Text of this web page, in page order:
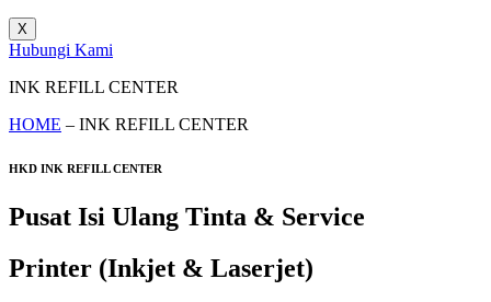
X
Hubungi Kami
INK REFILL CENTER
HOME – INK REFILL CENTER
HKD INK REFILL CENTER
Pusat Isi Ulang Tinta & Service
Printer (Inkjet & Laserjet)